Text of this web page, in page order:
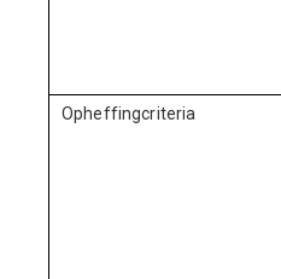
Opheffingcriteria